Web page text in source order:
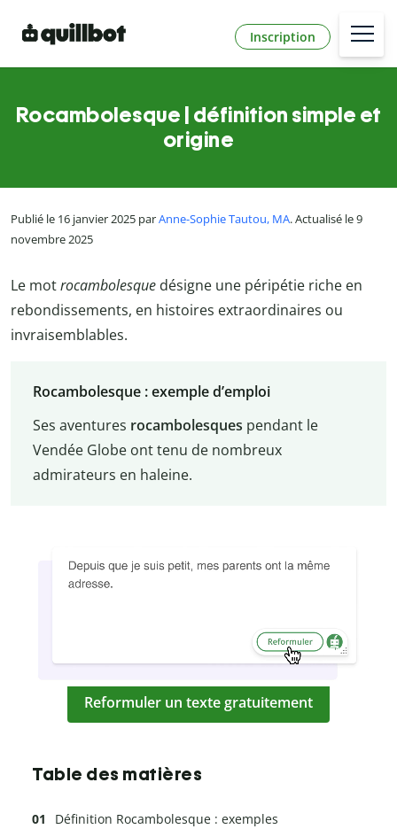
Inscription
Rocambolesque | définition simple et
origine
Publié le 16 janvier 2025 parAnne-Sophie Tautou, MA. Actualisé le 9
novembre 2025
Le motrocambolesque désigne une péripétie riche en
rebondissements, en histoires extraordinaires ou
invraisemblables.
Rocambolesque : exemple d’emploi
Ses aventures rocambolesques pendant le
Vendée Globe ont tenu de nombreux
admirateurs en haleine.
Reformuler un texte gratuitement
Table des matières
Définition Rocambolesque : exemples